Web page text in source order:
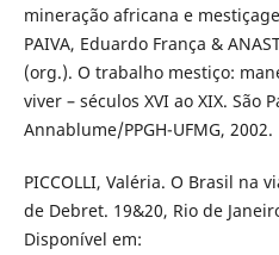
mineração africana e
PAIVA, Eduardo França &
(org.). O trabalho mestiço:
viver – séculos XVI ao XIX. São
Annablume/PPGH-UFMG, 2002.
PICCOLLI, Valéria. O Brasil na
de Debret. 19&20, Rio de
Disponível em: